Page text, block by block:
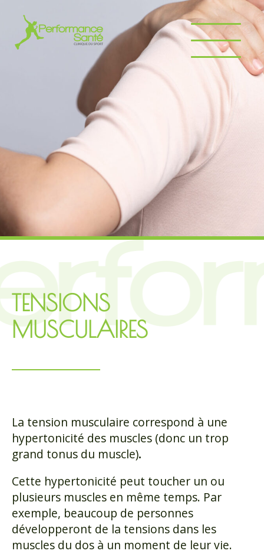
TENSIONS
MUSCULAIRES
La tension musculaire correspond à une
hypertonicité des muscles (donc un trop
grand tonus du muscle).
Cette hypertonicité peut toucher un ou
plusieurs muscles en même temps. Par
exemple, beaucoup de personnes
développeront de la tensions dans les
muscles du dos à un moment de leur vie.